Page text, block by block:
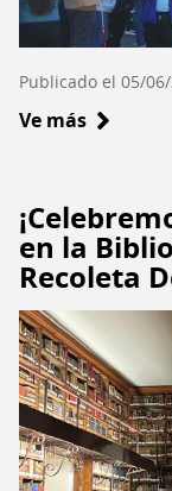
Publicado el 05/
Ve más sobre
2026
suma
de
4
millones
500
mil
visitas
en la
Recoleta